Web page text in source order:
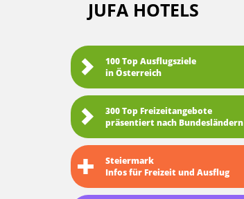
JUFA HOTELS
100 Top Ausflugsziele
in Österreich
300 Top Freizeitangebote
präsentiert nach Bundesländern
Steiermark
Infos für Freizeit und Ausflug